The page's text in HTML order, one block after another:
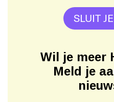
SLUIT
Wil je meer
Meld je